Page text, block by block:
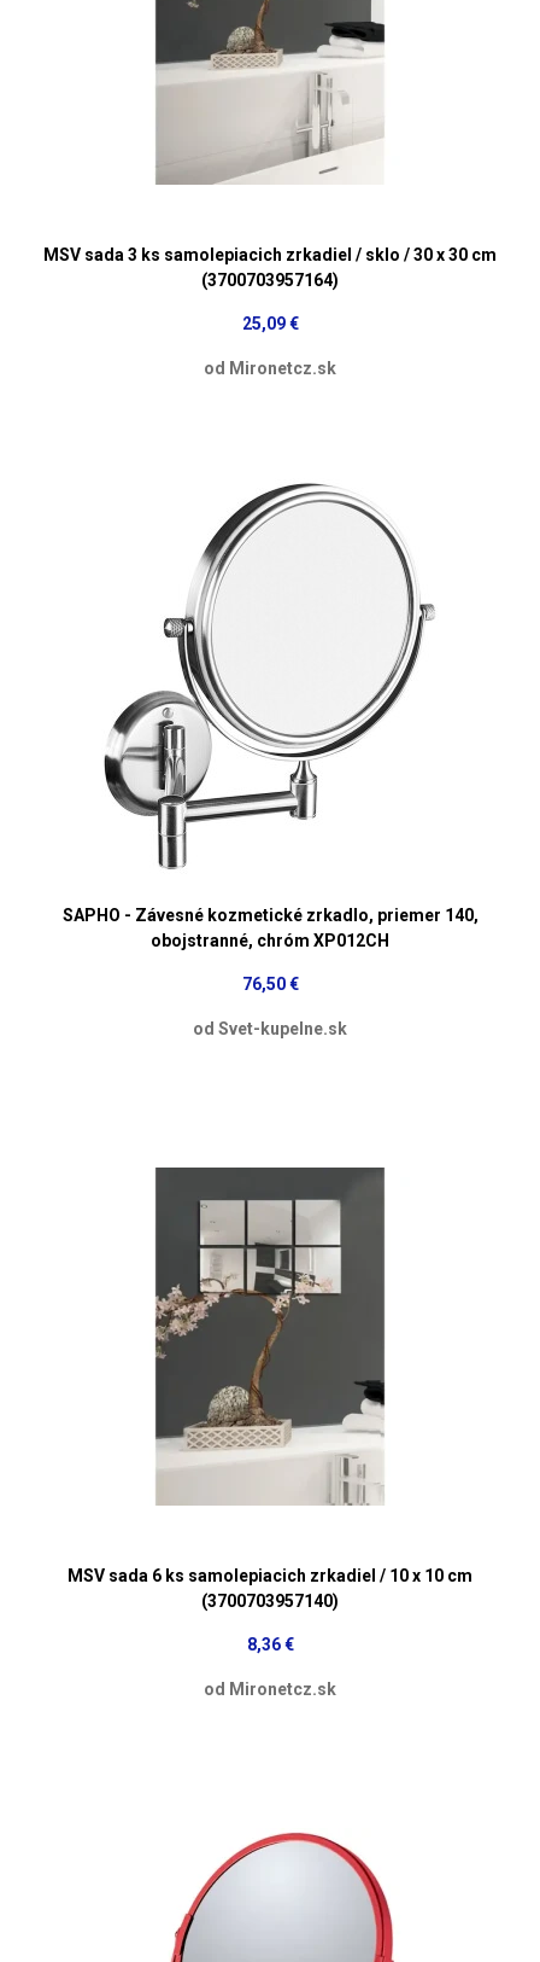
MSV sada 3 ks samolepiacich zrkadiel / sklo / 30 x 30 cm
(3700703957164)
25,09 €
od Mironetcz.sk
SAPHO - Závesné kozmetické zrkadlo, priemer 140,
obojstranné, chróm XP012CH
76,50 €
od Svet-kupelne.sk
MSV sada 6 ks samolepiacich zrkadiel / 10 x 10 cm
(3700703957140)
8,36 €
od Mironetcz.sk